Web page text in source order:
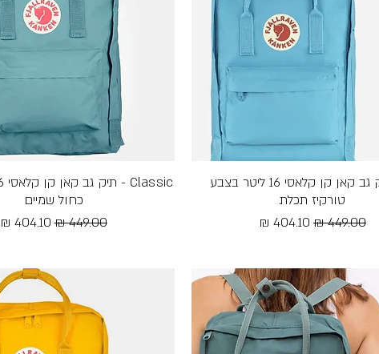
תצוגה מהירה
ic - תיק גב קאן קן קלאסי 16 ליטר בצבע
טורקיז תכלת
מחיר רגיל מחיר מבצע
תצוגה מהירה
כחול שמיים
מחיר רגיל‏449.00 ‏₪ מחיר מבצע